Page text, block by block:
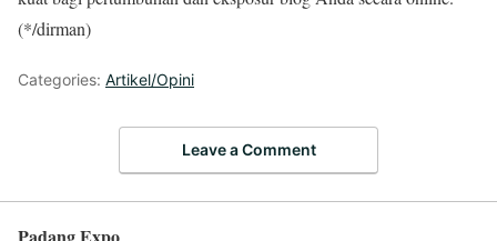
(*/dirman)
Categories: Artikel/Opini
Leave a Comment
Padang Expo